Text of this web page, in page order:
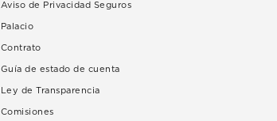
Aviso de Privacidad Seguros
Palacio
Contrato
Guía de estado de cuenta
Ley de Transparencia
Comisiones